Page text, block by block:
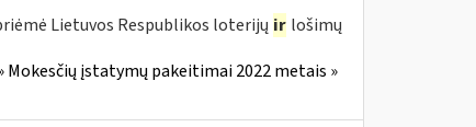
Lietuvos Respublikos loterijų ir lošimų
įstatymų pakeitimai 2022 metais »